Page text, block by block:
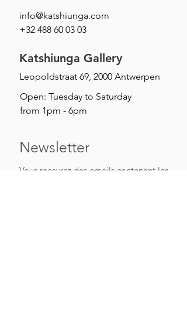
info@katshiunga.com
+32 488 60 03 03
Katshiunga Gallery
Leopoldstraat 69, 2000 Antwerpen
Open: Tuesday to Saturday
from 1pm - 6pm
Newsletter
Vous recevrez des emails contenant les